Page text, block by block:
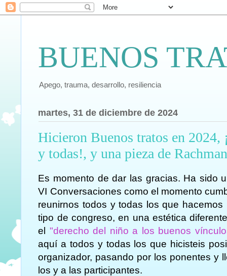
BUENOS
Apego, trauma, desarrollo, resiliencia
martes, 31 de diciembre de 2024
Hicieron Buenos tratos en 2024,
y todas!, y una pieza de
Es momento de dar las gracias. Ha sido
VI Conversaciones como el momento
reunirnos todos y todas los que
tipo de congreso, en una estética
el "derecho del niño a los buenos
aquí a todos y todas los que hicisteis
organizador, pasando por los ponentes y
los y a las participantes.